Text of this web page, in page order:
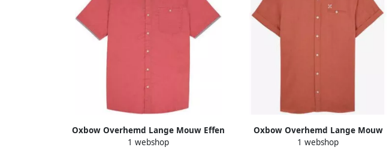
Oxbow Overhemd Lange Mouw Effen
overhemd met korte mouwen stretch
1 webshop
Oxbow Overhemd Lange Mouw
Overhemd met korte mouwen Modal
1 webshop